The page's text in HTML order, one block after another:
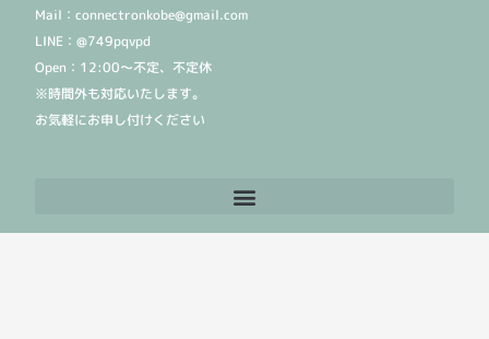
Mail：connectronkobe@gmail.com
LINE：@749pqvpd
Open：12:00〜不定、不定休
※時間外も対応いたします。
お気軽にお申し付けください